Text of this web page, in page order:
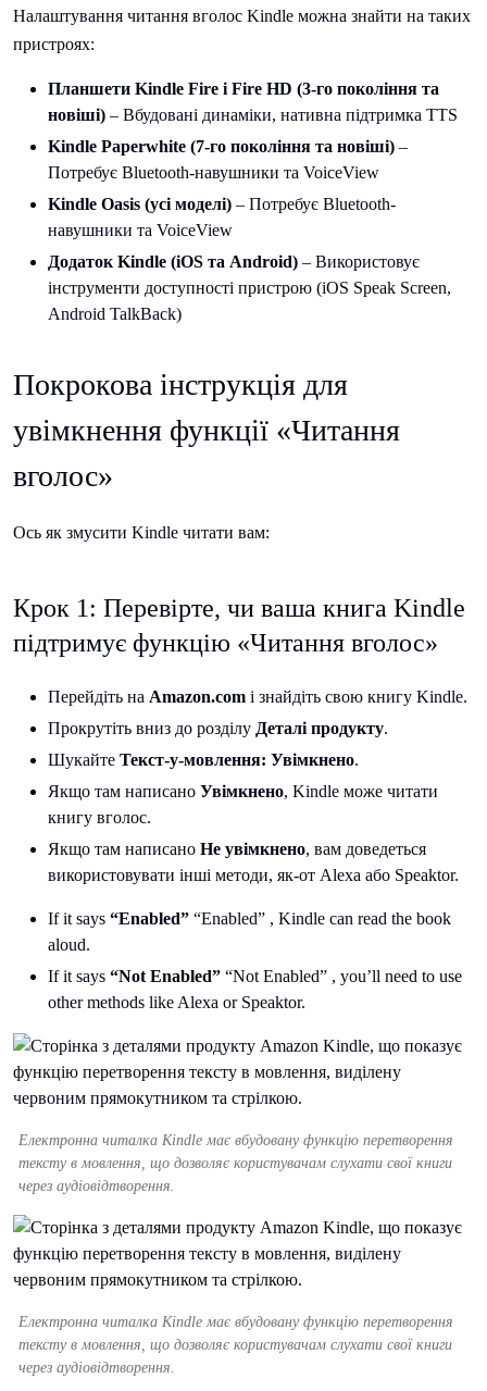
Налаштування читання вголос Kindle можна знайти на таких
пристроях:
Планшети Kindle Fire і Fire HD (3-го покоління та
новіші) – Вбудовані динаміки, нативна підтримка TTS
Kindle Paperwhite (7-го покоління та новіші) –
Потребує Bluetooth-навушники та VoiceView
Kindle Oasis (усі моделі) – Потребує Bluetooth-
навушники та VoiceView
Додаток Kindle (iOS та Android) – Використовує
інструменти доступності пристрою (iOS Speak Screen,
Android TalkBack)
Покрокова інструкція для
увімкнення функції «Читання
вголос»
Ось як змусити Kindle читати вам:
Крок 1: Перевірте, чи ваша книга Kindle
підтримує функцію «Читання вголос»
Перейдіть на Amazon.com і знайдіть свою книгу Kindle.
Прокрутіть вниз до розділу Деталі продукту.
Шукайте Текст-у-мовлення: Увімкнено.
Якщо там написано Увімкнено, Kindle може читати
книгу вголос.
Якщо там написано Не увімкнено, вам доведеться
використовувати інші методи, як-от Alexa або Speaktor.
If it says “Enabled” “Enabled” , Kindle can read the book
aloud.
If it says “Not Enabled” “Not Enabled” , you’ll need to use
other methods like Alexa or Speaktor.
Електронна читалка Kindle має вбудовану функцію перетворення
тексту в мовлення, що дозволяє користувачам слухати свої книги
через аудіовідтворення.
Електронна читалка Kindle має вбудовану функцію перетворення
тексту в мовлення, що дозволяє користувачам слухати свої книги
через аудіовідтворення.